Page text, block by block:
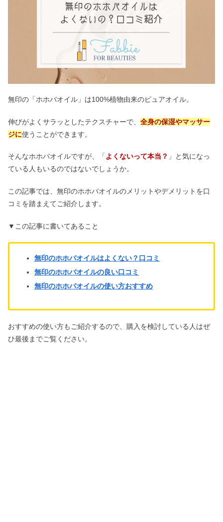
無印の「ホホバオイル」は100%植物由来のピュアオイル。
伸びがよくサラッとしたテクスチャーで、 全身の保湿やマッサー
ジに使うことができます。
そんなホホバオイルですが、「よくないって本当？ 」と気になっ
ている人もいるのではないでしょうか。
この記事では、無印のホホバオイルのメリットやデメリットを口
コミを踏まえてご紹介します。
▼この記事に書いてあること
無印のホホバオイルはよくない？口コミ
無印のホホバオイルの良い口コミ
無印のホホバオイルの使い方おすすめ
おすすめの使い方もご紹介するので、購入を検討している人はぜ
ひ最後までご覧ください。